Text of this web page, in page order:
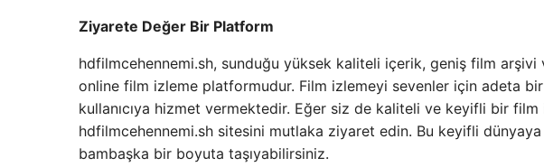
Ziyarete Değer Bir Platform
hdfilmcehennemi.sh, sunduğu yüksek kaliteli içerik, geniş film arşivi
online film izleme platformudur. Film izlemeyi sevenler için adeta
kullanıcıya hizmet vermektedir. Eğer siz de kaliteli ve keyifli bir
hdfilmcehennemi.sh sitesini mutlaka ziyaret edin. Bu keyifli
bambaşka bir boyuta taşıyabilirsiniz.